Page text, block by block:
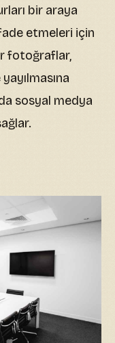
bir araya
etmeleri için
fotoğraflar,
sosyal medya